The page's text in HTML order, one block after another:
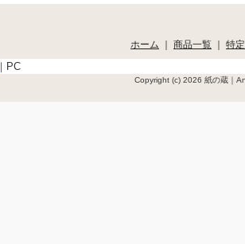
ホーム ｜ 商品一覧 ｜ 特
｜ PC
Copyright (c) 2026 紙の蔵｜